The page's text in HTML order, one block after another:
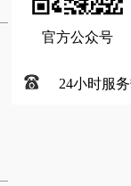
官方公众号
24小时服